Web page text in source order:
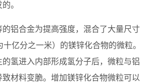
。
的铝合金为提高强度，混合了大量尺寸
亿分之一米）的镁锌化合物的微粒。
氢进入内部形成氢分子后，微粒与铝
材料变脆。增加镁锌化合物微粒可以